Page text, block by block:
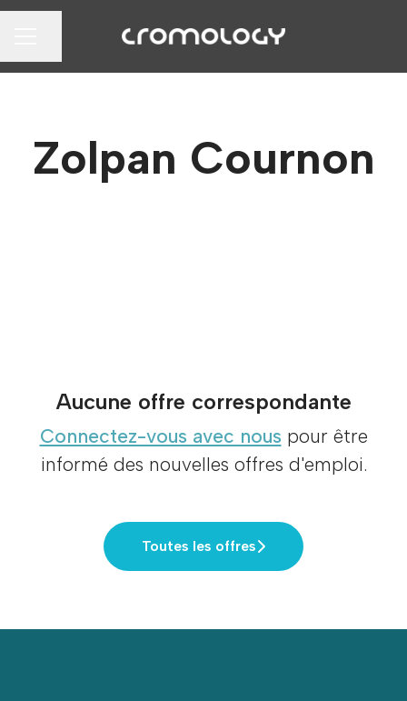
Partager la page
Zolpan Cournon
Aucune offre correspondante
Connectez-vous avec nous pour être
informé des nouvelles offres d'emploi.
Toutes les offres